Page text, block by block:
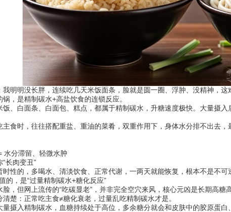
明没长胖，连续吃几天米饭面条，脸就是圆一圈、浮肿、没精神，这
是精制碳水+高盐饮食的连锁反应。
白面条、白面包、糕点，都属于精制碳水，升糖速度极快。大量摄入
时，往往搭配重盐、重油的菜肴，双重作用下，身体水分排不出去，
分滞留、轻微水肿
肉变丑”
的，多喝水、清淡饮食、正常代谢，一两天就能恢复，根本不是不可逆
，是“过量精制碳水+糖化反应”
但网上流传的“吃碳显老”，并非完全空穴来风，核心元凶是长期高糖
：正常吃主食≠糖化衰老，过量乱吃精制碳水才是。
入精制碳水，血糖持续处于高位，多余糖分就会和皮肤中的胶原蛋白